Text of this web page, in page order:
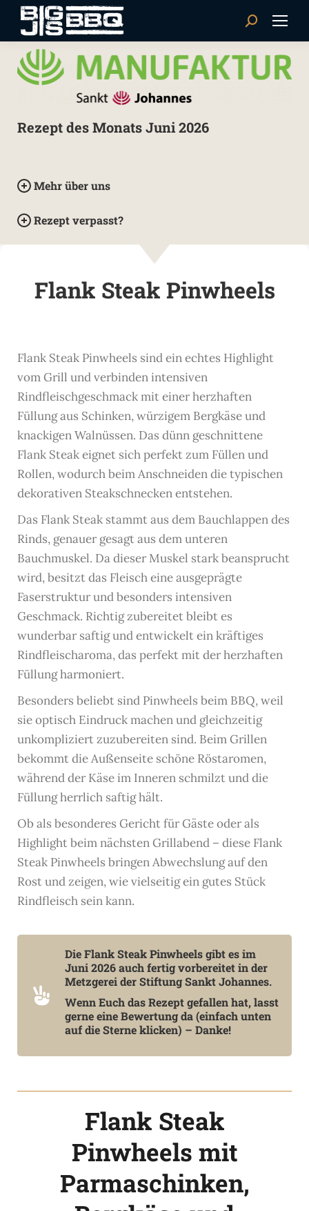
Search:
Rezept des Monats Juni 2026
Mehr über uns
Rezept verpasst?
Flank Steak Pinwheels
Flank Steak Pinwheels sind ein echtes Highlight
vom Grill und verbinden intensiven
Rindfleischgeschmack mit einer herzhaften
Füllung aus Schinken, würzigem Bergkäse und
knackigen Walnüssen. Das dünn geschnittene
Flank Steak eignet sich perfekt zum Füllen und
Rollen, wodurch beim Anschneiden die typischen
dekorativen Steakschnecken entstehen.
Das Flank Steak stammt aus dem Bauchlappen des
Rinds, genauer gesagt aus dem unteren
Bauchmuskel. Da dieser Muskel stark beansprucht
wird, besitzt das Fleisch eine ausgeprägte
Faserstruktur und besonders intensiven
Geschmack. Richtig zubereitet bleibt es
wunderbar saftig und entwickelt ein kräftiges
Rindfleischaroma, das perfekt mit der herzhaften
Füllung harmoniert.
Besonders beliebt sind Pinwheels beim BBQ, weil
sie optisch Eindruck machen und gleichzeitig
unkompliziert zuzubereiten sind. Beim Grillen
bekommt die Außenseite schöne Röstaromen,
während der Käse im Inneren schmilzt und die
Füllung herrlich saftig hält.
Ob als besonderes Gericht für Gäste oder als
Highlight beim nächsten Grillabend – diese Flank
Steak Pinwheels bringen Abwechslung auf den
Rost und zeigen, wie vielseitig ein gutes Stück
Rindfleisch sein kann.
Die Flank Steak Pinwheels gibt es im
Juni 2026 auch fertig vorbereitet in der
Metzgerei der Stiftung Sankt Johannes.
Wenn Euch das Rezept gefallen hat, lasst
gerne eine Bewertung da (einfach unten
auf die Sterne klicken) – Danke!
Flank Steak
Pinwheels mit
Parmaschinken,